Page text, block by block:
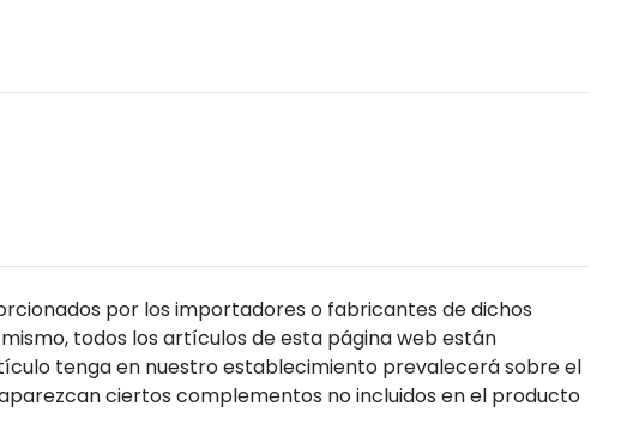
por los importadores o fabricantes de dichos
todos los artículos de esta página web están
tenga en nuestro establecimiento prevalecerá sobre el
ciertos complementos no incluidos en el producto